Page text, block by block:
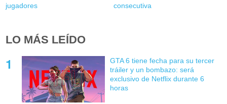
jugadores
consecutiva
LO MÁS LEÍDO
GTA 6 tiene fecha para su tercer
tráiler y un bombazo: será
exclusivo de Netflix durante 6
horas